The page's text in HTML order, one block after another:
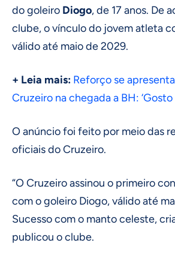
do goleiro Diogo, de 17 anos. De
clube, o vínculo do jovem atleta
válido até maio de 2029.
+ Leia mais: Reforço se
Cruzeiro na chegada a BH: ‘Gosto
O anúncio foi feito por meio das
oficiais do Cruzeiro.
“O Cruzeiro assinou o primeiro
com o goleiro Diogo, válido até
Sucesso com o manto celeste,
publicou o clube.